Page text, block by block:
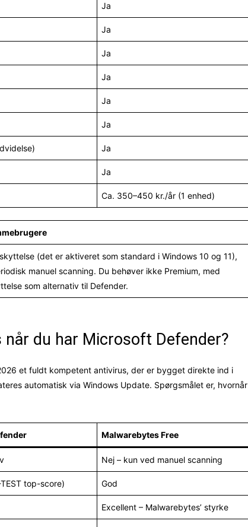
Ja
Ja
Ja
Ja
Ja
Ja
Ja
Ja
Ca. 350–450 kr./år (1 enhed)
(det er aktiveret som standard i Windows 10 og 11),
manuel scanning. Du behøver ikke Premium, med
som alternativ til Defender.
du har Microsoft Defender?
et fuldt kompetent antivirus, der er bygget direkte ind i
automatisk via Windows Update. Spørgsmålet er, hvornår
Malwarebytes Free
Nej – kun ved manuel scanning
top-score) God
Excellent – Malwarebytes’ styrke